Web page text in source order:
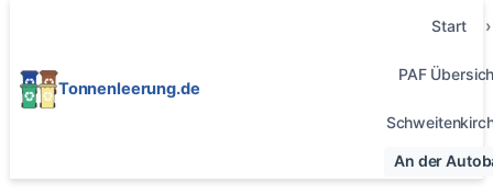
Tonnenleerung.de
Start
PAF
An der